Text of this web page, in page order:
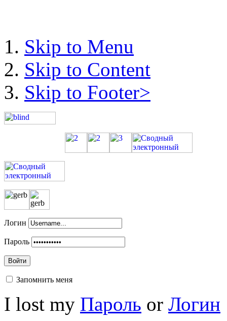
Skip to Menu
Skip to Content
Skip to Footer>
Логин
Пароль
Войти
Запомнить меня
I lost my Пароль or Логин